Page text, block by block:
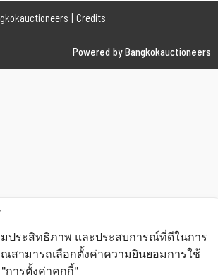
| Credits
Powered by Bangkokauctioneers
มประสิทธิภาพ และประสบการณ์ที่ดีในการ
สามารถเลือกตั้งค่าความยินยอมการใช้
การตั้งค่าคุกกี้"